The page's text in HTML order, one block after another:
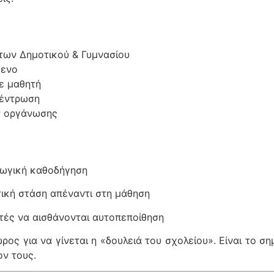
Δημοτικού & Γυμνασίου
μαθητή
οργάνωσης
καθοδήγηση
στάση απέναντι στη μάθηση
να αισθάνονται αυτοπεποίθηση
για να γίνεται η «δουλειά του σχολείου». Είναι το
τους.